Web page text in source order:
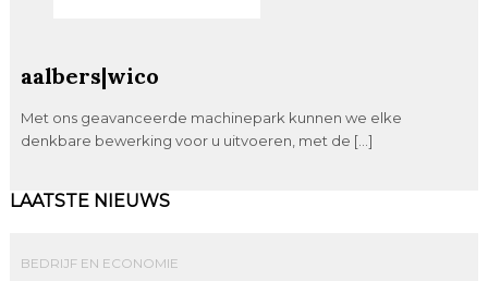
aalbers|wico
Met ons geavanceerde machinepark kunnen we elke
denkbare bewerking voor u uitvoeren, met de […]
LAATSTE NIEUWS
BEDRIJF EN ECONOMIE